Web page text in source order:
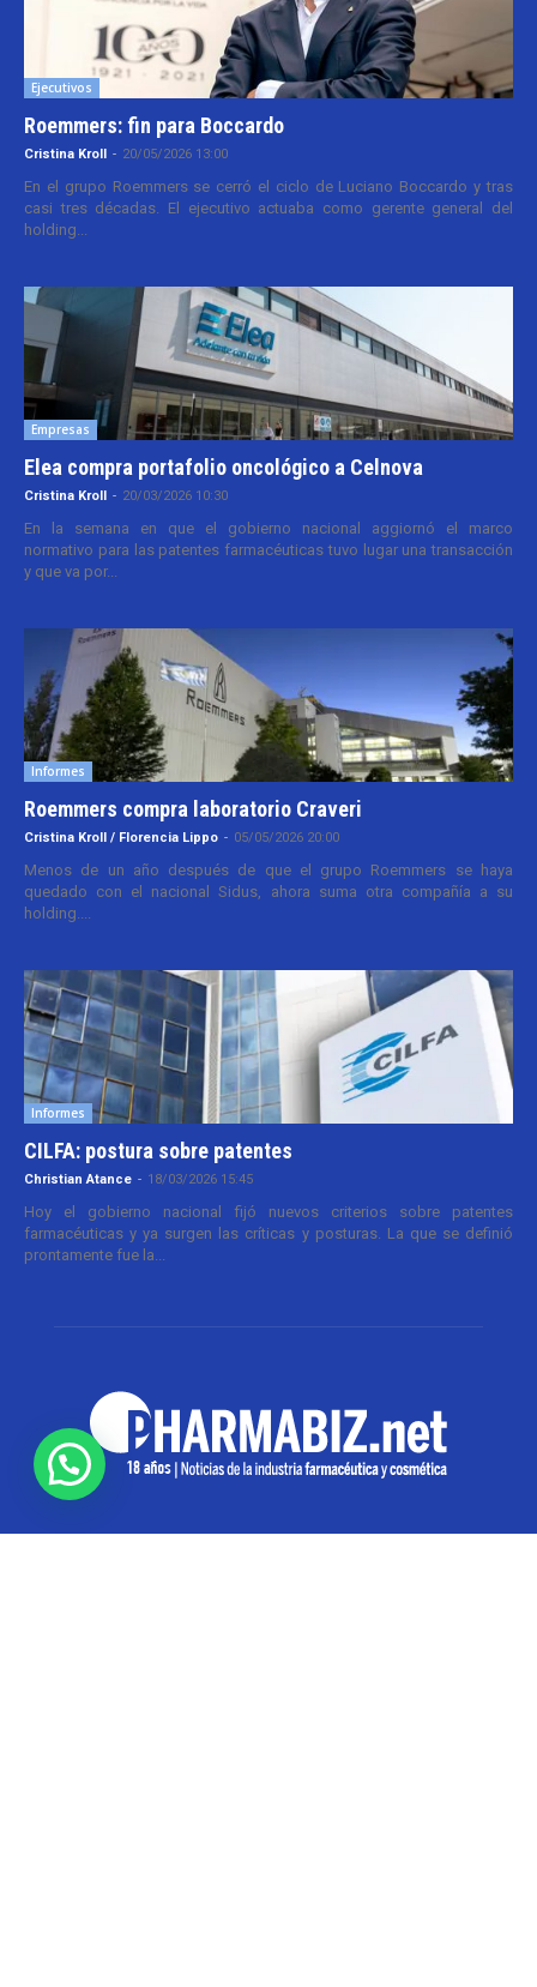
Ejecutivos
Roemmers: fin para Boccardo
Cristina Kroll - 20/05/2026 13:00
En el grupo Roemmers se cerró el ciclo de Luciano Boccardo y tras
casi tres décadas. El ejecutivo actuaba como gerente general del
holding...
Empresas
Elea compra portafolio oncológico a Celnova
Cristina Kroll - 20/03/2026 10:30
En la semana en que el gobierno nacional aggiornó el marco
normativo para las patentes farmacéuticas tuvo lugar una transacción
y que va por...
Informes
Roemmers compra laboratorio Craveri
Cristina Kroll / Florencia Lippo - 05/05/2026 20:00
Menos de un año después de que el grupo Roemmers se haya
quedado con el nacional Sidus, ahora suma otra compañía a su
holding....
Informes
CILFA: postura sobre patentes
Christian Atance - 18/03/2026 15:45
Hoy el gobierno nacional fijó nuevos criterios sobre patentes
farmacéuticas y ya surgen las críticas y posturas. La que se definió
prontamente fue la...